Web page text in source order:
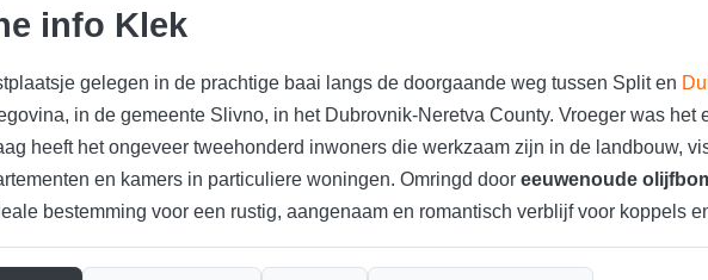
info Klek
gelegen in de prachtige baai langs de doorgaande weg tussen Split en
in de gemeente Slivno, in het Dubrovnik-Neretva County. Vroeger was
heeft het ongeveer tweehonderd inwoners die werkzaam zijn in de landbouw,
en kamers in particuliere woningen. Omringd door eeuwenoude
bestemming voor een rustig, aangenaam en romantisch verblijf voor koppels